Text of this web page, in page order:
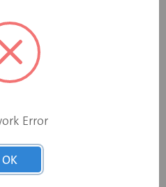
Error
OK